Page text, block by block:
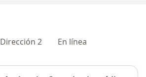
Dirección 2 En línea